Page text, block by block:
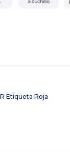
Etiqueta Roja